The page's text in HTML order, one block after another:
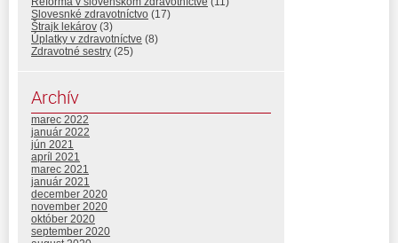
Slovesnké zdravotníctvo (17)
Štrajk lekárov (3)
Úplatky v zdravotníctve (8)
Zdravotné sestry (25)
Archív
marec 2022
január 2022
jún 2021
apríl 2021
marec 2021
január 2021
december 2020
november 2020
október 2020
september 2020